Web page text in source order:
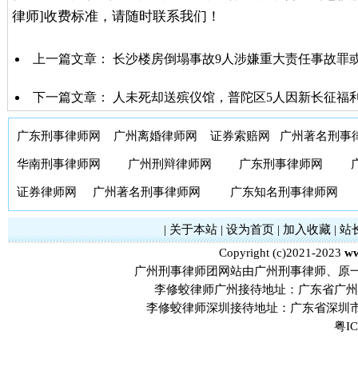
律师]收费标准，请随时联系我们！
上一篇文章： 长沙楼房倒塌事故9人涉嫌重大责任事故罪
下一篇文章： 人未死却送殡仪馆，普陀区5人因新长征福
广东刑事律师网 广州离婚律师网 证券索赔网 广州著名刑事
华南刑事律师网 广州刑辩律师网 广东刑事律师网
证券律师网 广州著名刑事律师网 广东知名刑事律师网
| 关于本站| 设为首页| 加入收藏| 站
Copyright (c)2021-2023
广州刑事律师团网站由广州刑事律师、原
李修蛟律师广州接待地址：广东省广
李修蛟律师深圳接待地址：广东省深圳
粤